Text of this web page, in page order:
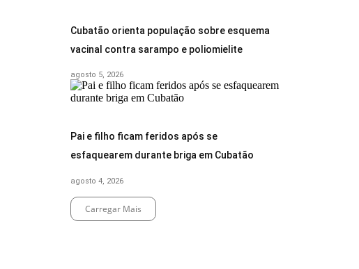
Cubatão orienta população sobre esquema
vacinal contra sarampo e poliomielite
agosto 5, 2026
Pai e filho ficam feridos após se
esfaquearem durante briga em Cubatão
agosto 4, 2026
Carregar Mais